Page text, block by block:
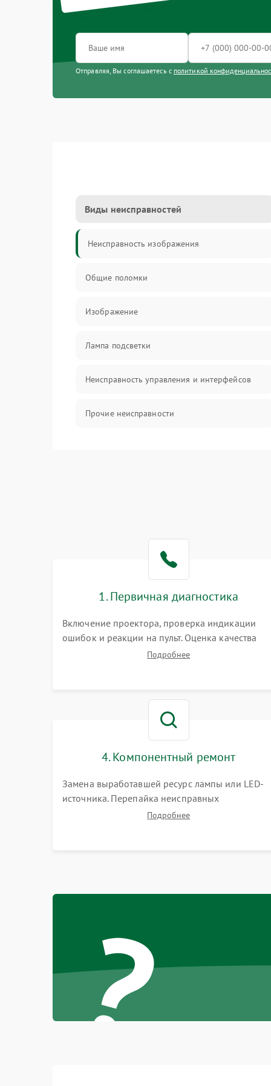
Отправляя, Вы соглашаетесь с политикой
Виды неисправностей
Неисправность изображения
Общие поломки
Изображение
Лампа подсветки
Неисправность управления и интерфейсов
Прочие неисправности
1. Первичная диагностика
Включение проектора, проверка индикации
ошибок и реакции на пульт. Оценка качества
проекции, яркости лампы, наличия артефактов
Подробнее
4. Компонентный ремонт
Замена выработавшей ресурс лампы или LED-
источника. Перепайка неисправных
компонентов на платах. Замена DMD-чипа при
Подробнее
?